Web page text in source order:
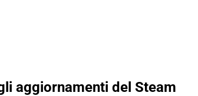
aggiornamenti del Steam